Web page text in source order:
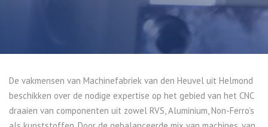
De vakmensen van Machinefabriek van den Heuvel uit Helmond
beschikken over de nodige expertise op het gebied van het CNC
draaien van componenten uit zowel RVS, Aluminium, Non-Ferro’s